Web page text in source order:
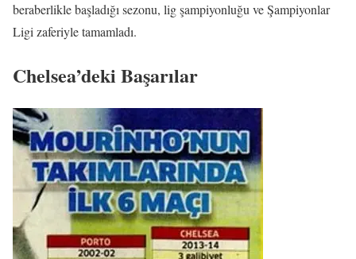
beraberlikle başladığı sezonu, lig şampiyonluğu ve Şampiyonlar
Ligi zaferiyle tamamladı.
Chelsea’deki Başarılar